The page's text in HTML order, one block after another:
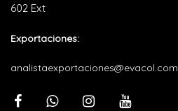
602 Ext
Exportaciones:
analistaexportaciones@evacol.com